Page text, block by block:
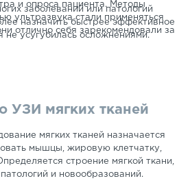
и опроса пациента. Методы
ультразвука стали применяться
отлично себя зарекомендовали за
заболеваний или патологий
назначить быстрее эффективное
не усугубилась осложнениями.
УЗИ мягких тканей
мягких тканей назначается
мышцы, жировую клетчатку,
строение мягкой ткани,
и новообразований.